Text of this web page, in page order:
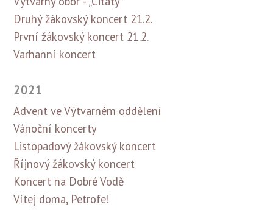
Druhý žákovský koncert 21.2.
První žákovský koncert 21.2.
Varhanní koncert
2021
Advent ve Výtvarném oddělení
Vánoční koncerty
Listopadový žákovský koncert
Říjnový žákovský koncert
Koncert na Dobré Vodě
Vítej doma, Petrofe!